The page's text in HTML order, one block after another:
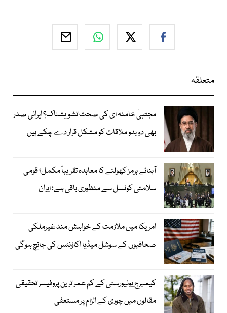
متعلقہ
مجتبیٰ خامنہ ای کی صحت تشویشناک؟ ایرانی صدر
بھی دوبدو ملاقات کو مشکل قرار دے چکے ہیں
آبنائے ہرمز کھولنے کا معاہدہ تقریباً مکمل؛ قومی
سلامتی کونسل سے منظوری باقی ہے؛ ایران
امریکا میں ملازمت کے خواہش مند غیرملکی
صحافیوں کے سوشل میڈیا اکاؤنٹس کی جانچ ہوگی
کیمبرج یونیورسٹی کے کم عمر ترین پروفیسر تحقیقی
مقالوں میں چوری کے الزام پر مستعفی